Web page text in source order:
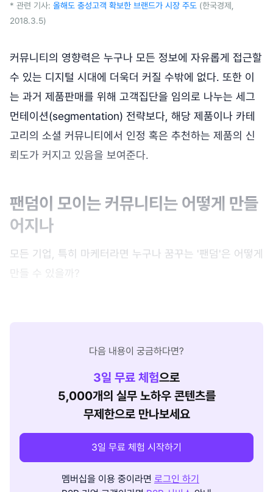
* 관련 기사: 올해도 충성고객 확보한 브랜드가 시장 주도 (한국경제,
2018.3.5)
커뮤니티의 영향력은 누구나 모든 정보에 자유롭게 접근할
수 있는 디지털 시대에 더욱더 커질 수밖에 없다. 또한 이
는 과거 제품판매를 위해 고객집단을 임의로 나누는 세그
먼테이션(segmentation) 전략보다, 해당 제품이나 카테
고리의 소셜 커뮤니티에서 인정 혹은 추천하는 제품의 신
뢰도가 커지고 있음을 보여준다.
팬덤이 모이는 커뮤니티는 어떻게 만들
어지나
모든 기업, 특히 마케터라면 누구나 꿈꾸는 '팬덤'은 어떻게
만들 수 있을까?
다음 내용이 궁금하다면?
3일 무료 체험으로
5,000개의 실무 노하우 콘텐츠를
무제한으로 만나보세요
3일 무료 체험 시작하기
멤버십을 이용 중이라면 로그인 하기